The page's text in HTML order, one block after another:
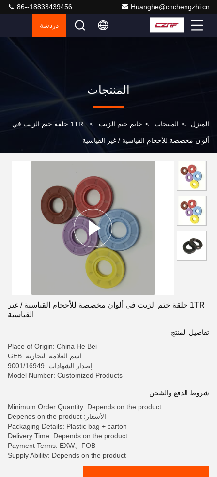
Huanghe@cnchengzhi.cn
86--18833439456
دردشة
المنتجات
المنزل > المنتجات > خاتم ختم الزيت > 1TR حلقة ختم الزيت في
ألوان مخصصة للأحجام القياسية / غير القياسية
1TR حلقة ختم الزيت في ألوان مخصصة للأحجام القياسية / غير
القياسية
تفاصيل المنتج
Place of Origin: China He Bei
اسم العلامة التجارية: GEB
إصدار الشهادات: 9001/16949
Model Number: Customized Products
شروط الدفع والشحن
Minimum Order Quantity: Depends on the product
الأسعار: Depends on the product
Packaging Details: Plastic bag + carton
Delivery Time: Depends on the product
Payment Terms: EXW、FOB
Supply Ability: Depends on the product